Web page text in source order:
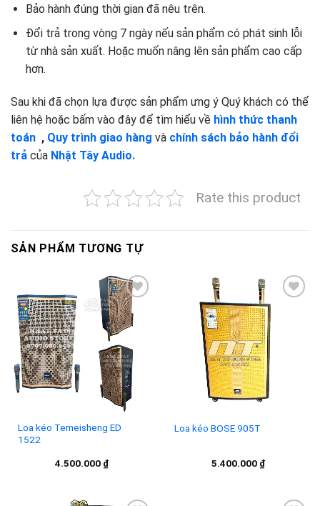
Bảo hành đúng thời gian đã nêu trên.
Đổi trả trong vòng 7 ngày nếu sản phẩm có phát sinh lỗi
từ nhà sản xuất. Hoặc muốn nâng lên sản phẩm cao cấp
hơn.
Sau khi đã chọn lựa được sản phẩm ưng ý Quý khách có thể
liên hệ hoặc bấm vào đây để tìm hiểu về hình thức thanh
toán , Quy trình giao hàng và chính sách bảo hành đổi
trả của Nhật Tây Audio.
Rate this product
SẢN PHẨM TƯƠNG TỰ
Add to
wishlist
Loa kéo Temeisheng ED
1522
4.500.000 ₫
Loa kéo BOSE 905T
5.400.000 ₫